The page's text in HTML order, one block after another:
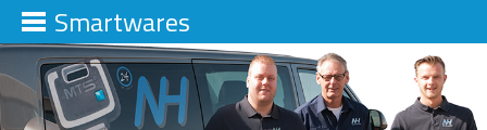
Smartwares